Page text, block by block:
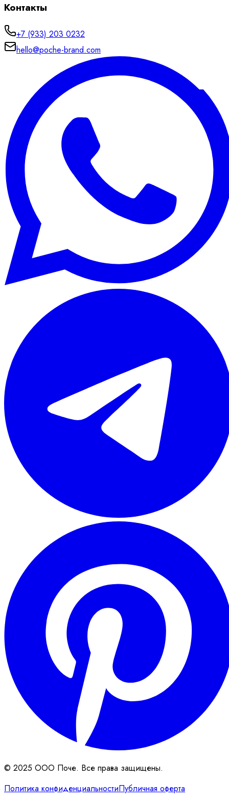
Контакты
+7 (933) 203 0232
hello@poche-brand.com
© 2025 ООО Поче. Все права защищены.
Политика конфиденциальностиПубличная оферта